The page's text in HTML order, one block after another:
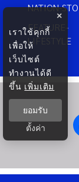
NATION-
FEATURE-
LIFESTYLE
×
เราใช้คุกกี้
เพื่อให้
เว็บไซต์
ทำงานได้ดี
ขึ้น เพิ่มเติม
ยอมรับ
ตั้งค่า